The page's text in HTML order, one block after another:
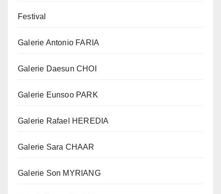
Festival
Galerie Antonio FARIA
Galerie Daesun CHOI
Galerie Eunsoo PARK
Galerie Rafael HEREDIA
Galerie Sara CHAAR
Galerie Son MYRIANG